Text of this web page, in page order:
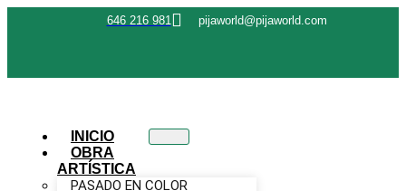
646 216 981 pijaworld@pijaworld.com
INICIO
OBRA
ARTÍSTICA
PASADO EN COLOR